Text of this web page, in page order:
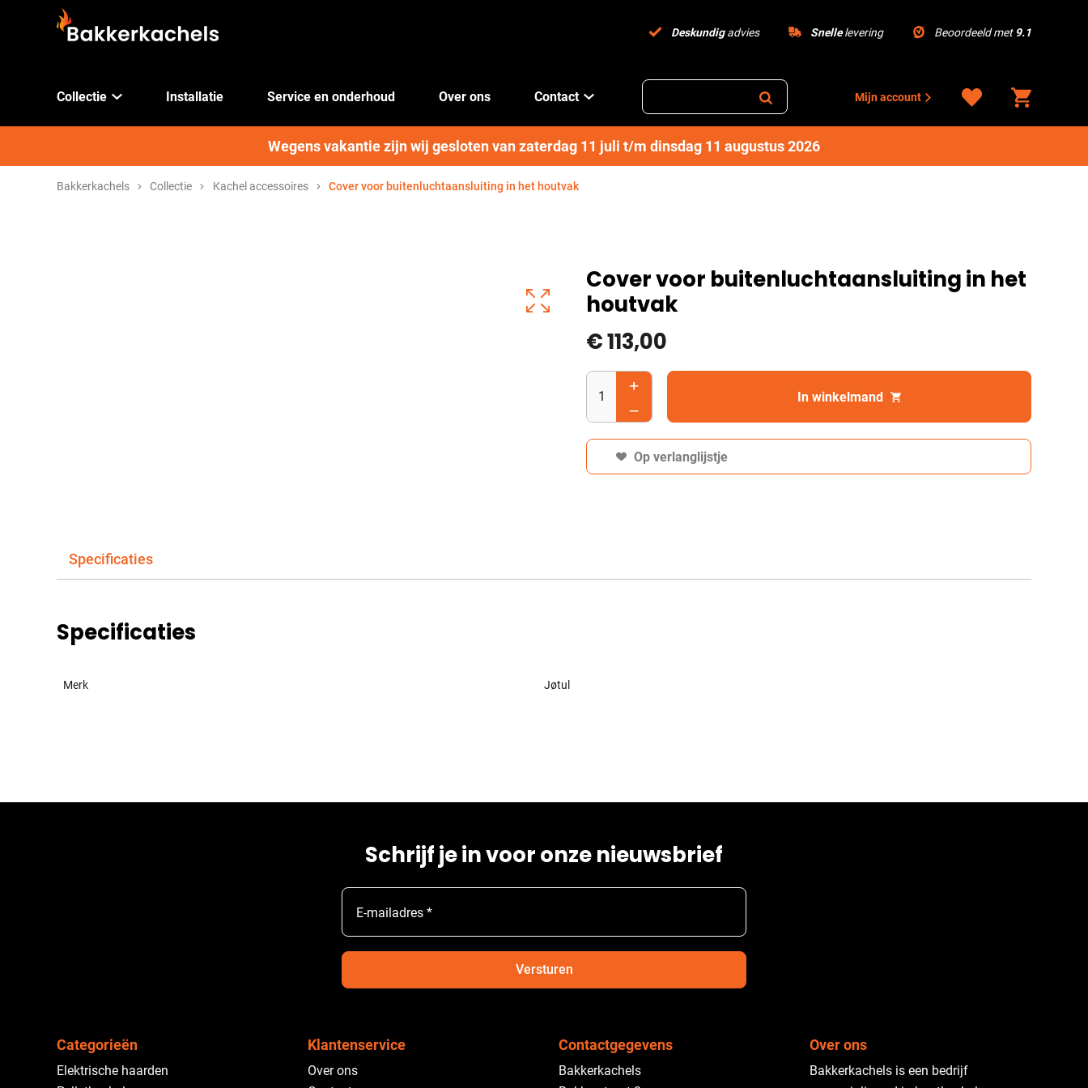
Deskundigadvies Snellelevering Beoordeeld met 9.1
Collectie Installatie Service en onderhoud Over ons Contact Mijn account
Wegens vakantie zijn wij gesloten van zaterdag 11 juli t/m dinsdag 11 augustus 2026
Bakkerkachels Collectie Kachel accessoires Cover voor buitenluchtaansluiting in het houtvak
Cover voor buitenluchtaansluiting in het
houtvak
€113,00
In winkelmand
Op verlanglijstje
Specificaties
Specificaties
Merk Jøtul
Schrijf je in voor onze nieuwsbrief
E-mailadres *
Versturen
Categorieën
Elektrische haarden
Klantenservice
Over ons
Contactgegevens
Bakkerkachels
Over ons
Bakkerkachels is een bedrijf